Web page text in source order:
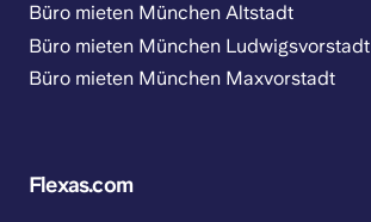
Büro mieten München Altstadt
Büro mieten München Ludwigsvorstadt
Büro mieten München Maxvorstadt
Flexas.com